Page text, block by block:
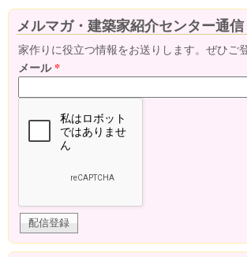
メルマガ・建築家紹介センター通信
家作りに役立つ情報をお送りします。ぜひご
メール*